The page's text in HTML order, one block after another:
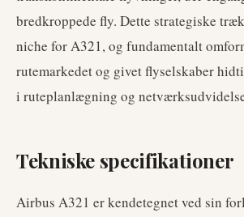
bredkroppede fly. Dette strategiske
niche for A321, og fundamentalt
rutemarkedet og givet flyselskaber
i ruteplanlægning og
Tekniske specifikationer
Airbus A321 er kendetegnet ved sin